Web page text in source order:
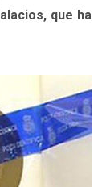
que ha